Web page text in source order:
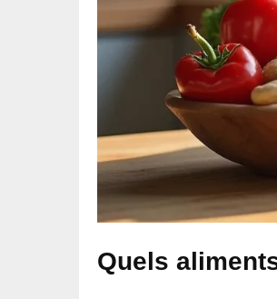
Quels